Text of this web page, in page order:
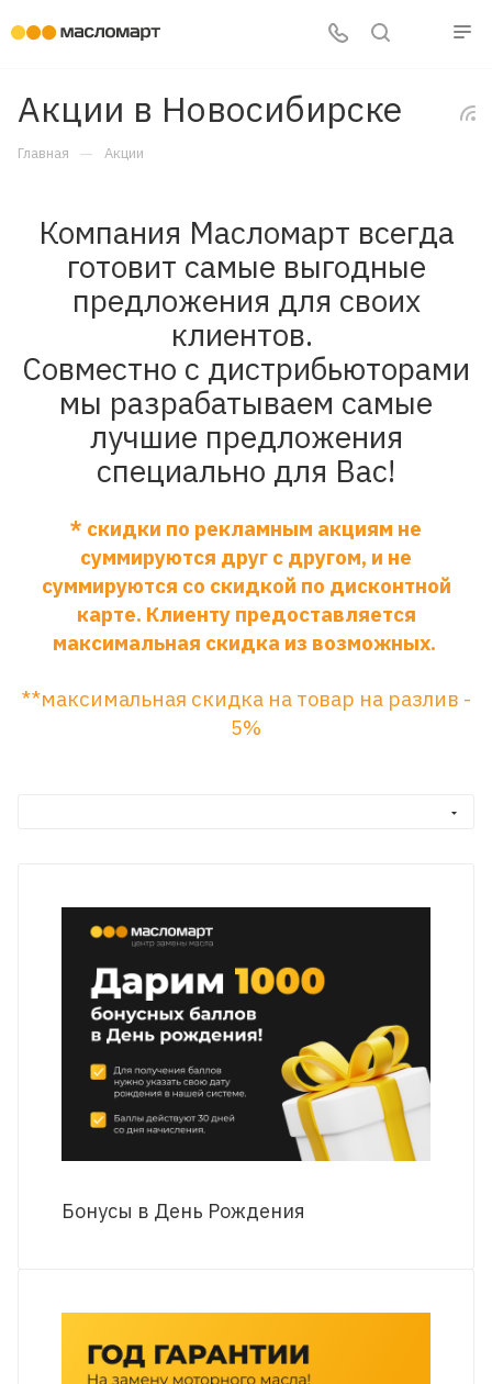
Акции в Новосибирске
Главная — Акции
Компания Масломарт всегда
готовит самые выгодные
предложения для своих
клиентов.
Совместно с дистрибьюторами
мы разрабатываем самые
лучшие предложения
специально для Вас!
* скидки по рекламным акциям не
суммируются друг с другом, и не
суммируются со скидкой по дисконтной
карте. Клиенту предоставляется
максимальная скидка из возможных.
**максимальная скидка на товар на разлив -
5%
Бонусы в День Рождения